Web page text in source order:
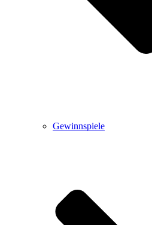
Gewinnspiele